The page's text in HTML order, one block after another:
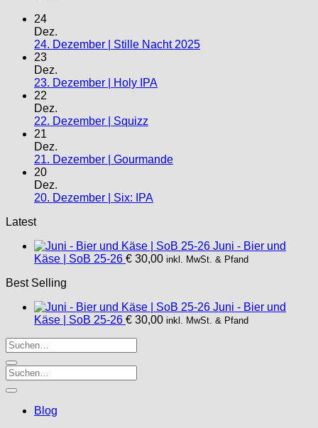
24
Dez.
24. Dezember | Stille Nacht 2025
23
Dez.
23. Dezember | Holy IPA
22
Dez.
22. Dezember | Squizz
21
Dez.
21. Dezember | Gourmande
20
Dez.
20. Dezember | Six: IPA
Latest
Juni - Bier und
Käse | SoB 25-26 € 30,00 inkl. MwSt. & Pfand
Best Selling
Juni - Bier und
Käse | SoB 25-26 € 30,00 inkl. MwSt. & Pfand
Blog